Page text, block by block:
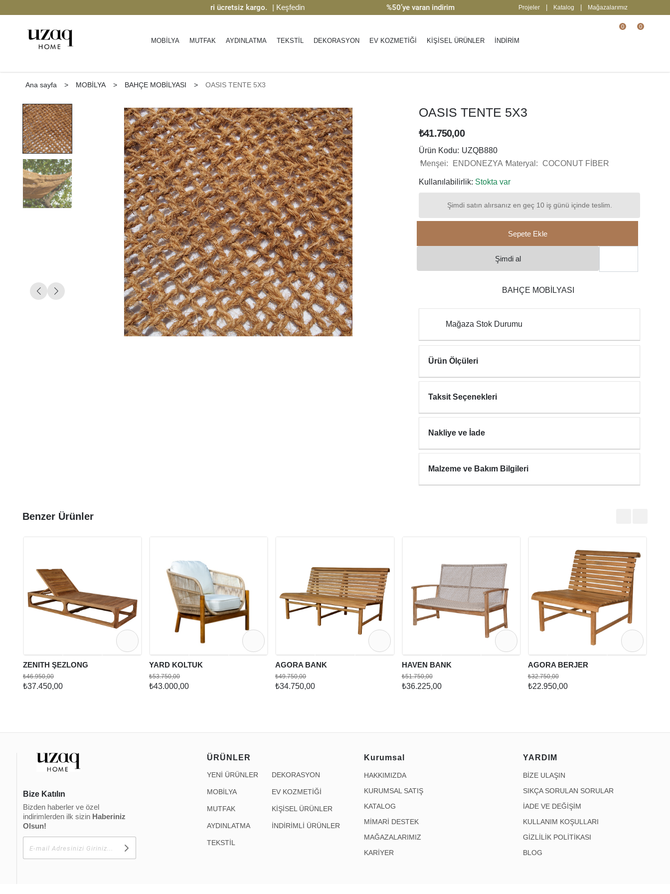
2000 TL üzeri ücretsiz kargo. | Keşfedin %50’ye varan indirim | Keşfedin 2000 TL üzeri ücretsiz kargo.
Projeler Katalog Mağazalarımız
MOBİLYA MUTFAK AYDINLATMA TEKSTİL DEKORASYON EV KOZMETİĞİ KİŞİSEL ÜRÜNLER İNDİRİM
0 0
Ana sayfa > MOBİLYA > BAHÇE MOBİLYASI > OASIS TENTE 5X3
OASIS TENTE 5X3
₺41.750,00
Ürün Kodu: UZQB880
Menşei:
ENDONEZYA Materyal: COCONUT FİBER
Kullanılabilirlik: Stokta var
Şimdi satın alırsanız en geç 10 iş günü içinde teslim.
Sepete Ekle
Şimdi al
BAHÇE MOBİLYASI
Mağaza Stok Durumu
Ürün Ölçüleri
Taksit Seçenekleri
Nakliye ve İade
Malzeme ve Bakım Bilgileri
Benzer Ürünler
ZENITH ŞEZLONG
₺37.450,00
₺46.950,00
YARD KOLTUK
₺43.000,00
₺53.750,00
AGORA BANK
₺34.750,00
₺49.750,00
HAVEN BANK
₺36.225,00
₺51.750,00
AGORA BERJER
₺22.950,00
₺32.750,00
Bize Katılın
Bizden haberler ve özel
indirimlerden ilk sizin Haberiniz
Olsun!
ÜRÜNLER
YENİ ÜRÜNLER
MOBİLYA
MUTFAK
AYDINLATMA
TEKSTİL
DEKORASYON
EV KOZMETİĞİ
KİŞİSEL ÜRÜNLER
İNDİRİMLİ ÜRÜNLER
Kurumsal
HAKKIMIZDA
KURUMSAL SATIŞ
KATALOG
MİMARİ DESTEK
MAĞAZALARIMIZ
KARİYER
YARDIM
BİZE ULAŞIN
SIKÇA SORULAN SORULAR
İADE VE DEĞİŞİM
KULLANIM KOŞULLARI
GİZLİLİK POLİTİKASI
BLOG